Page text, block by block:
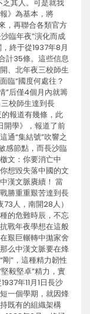
乏其人。可是就我
》為基本，將
，再聯合各類官方
臨年夜”演化而成
終于從1937年8月
計35條。這些信息
、北年夜三校師生
臨“國度何處往？
”后僅4個月內就籌
校師生達到長
報道有幾條，此
開學》，報道了前
通“集結號”吹響之
感節點，而長沙臨
文：你要消亡中
想毀失落中國的文
漢文脈賡續！ 當
勝重重艱苦達到長
人，南開28人）
的危難時辰，不忘
戰年夜學想在這般
艱巨輾轉中拋家舍
么中漢文脈要在烽
”，這種精力韌性
毅堅卓”精力，實
年11月1日長沙
一個學期，就因烽
既有的組織架構